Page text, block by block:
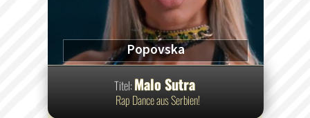
Popovska
Titel:Malo Sutra
Rap Dance aus Serbien!